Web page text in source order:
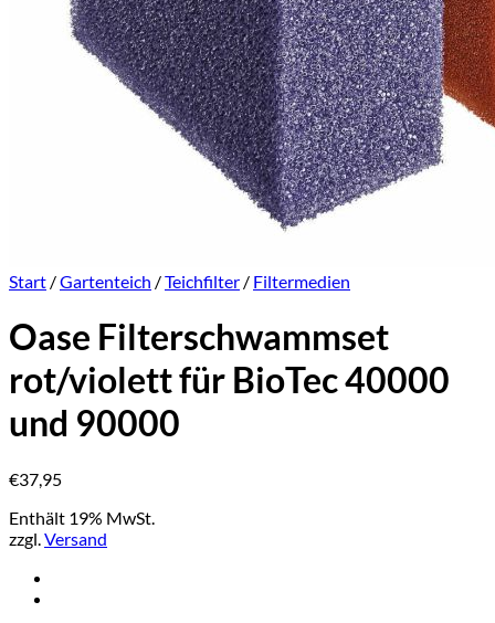
Start /Gartenteich /Teichfilter / Filtermedien
Oase Filterschwammset
rot/violett für BioTec 40000
und 90000
€37,95
Enthält 19% MwSt.
zzgl.Versand